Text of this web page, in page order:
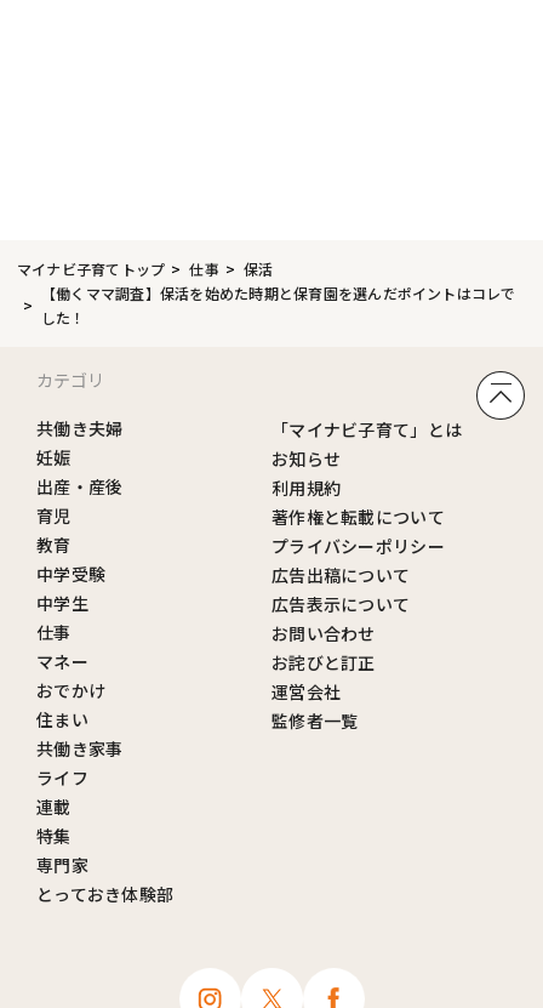
マイナビ子育てトップ 仕事
保活
【働くママ調査】保活を始めた時期と保育園を選んだポイントはコレで
した！
カテゴリ
共働き夫婦
妊娠
出産・産後
育児
教育
中学受験
中学生
仕事
マネー
おでかけ
住まい
共働き家事
ライフ
連載
特集
専門家
とっておき体験部
「マイナビ子育て」とは
お知らせ
利用規約
著作権と転載について
プライバシーポリシー
広告出稿について
広告表示について
お問い合わせ
お詫びと訂正
運営会社
監修者一覧